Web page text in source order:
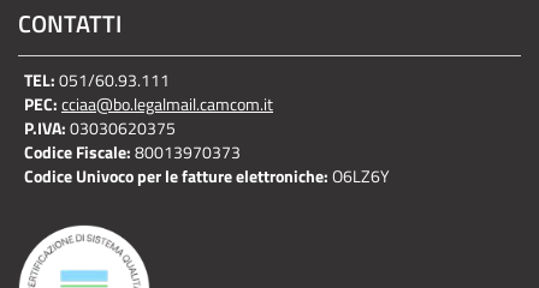
CONTATTI
TEL:051/60.93.111
PEC:cciaa@bo.legalmail.camcom.it
P.IVA:03030620375
Codice Fiscale:80013970373
Codice Univoco per le fatture elettroniche:O6LZ6Y